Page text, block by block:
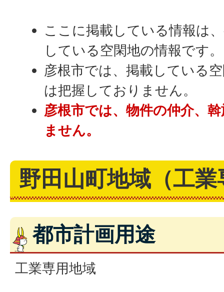
ここに掲載している情報は
している空閑地の情報です。
彦根市では、掲載している
は把握しておりません。
彦根市では、物件の仲介、
ません。
野田山町地域（工
都市計画用途
工業専用地域